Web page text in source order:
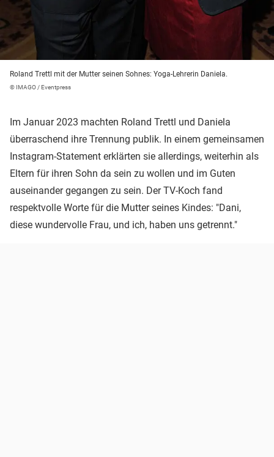
Roland Trettl mit der Mutter seinen Sohnes: Yoga-Lehrerin Daniela.
© IMAGO / Eventpress
Im Januar 2023 machten Roland Trettl und Daniela
überraschend ihre Trennung publik. In einem gemeinsamen
Instagram-Statement erklärten sie allerdings, weiterhin als
Eltern für ihren Sohn da sein zu wollen und im Guten
auseinander gegangen zu sein. Der TV-Koch fand
respektvolle Worte für die Mutter seines Kindes: "Dani,
diese wundervolle Frau, und ich, haben uns getrennt."